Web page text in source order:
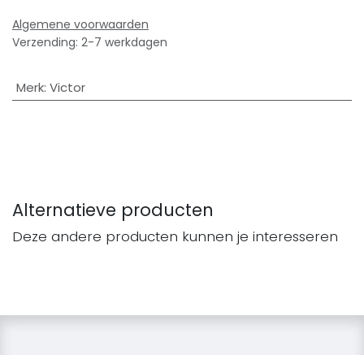
Algemene voorwaarden
Verzending: 2-7 werkdagen
Merk: Victor
Alternatieve producten
Deze andere producten kunnen je interesseren